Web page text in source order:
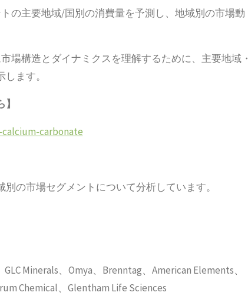
の主要地域/国別の消費量を予測し、地域別の市場動
場構造とダイナミクスを理解するために、主要地域・
ます。
carbonate
の市場セグメントについて分析しています。
Minerals、Omya、Brenntag、American Elements、
Chemical、Glentham Life Sciences